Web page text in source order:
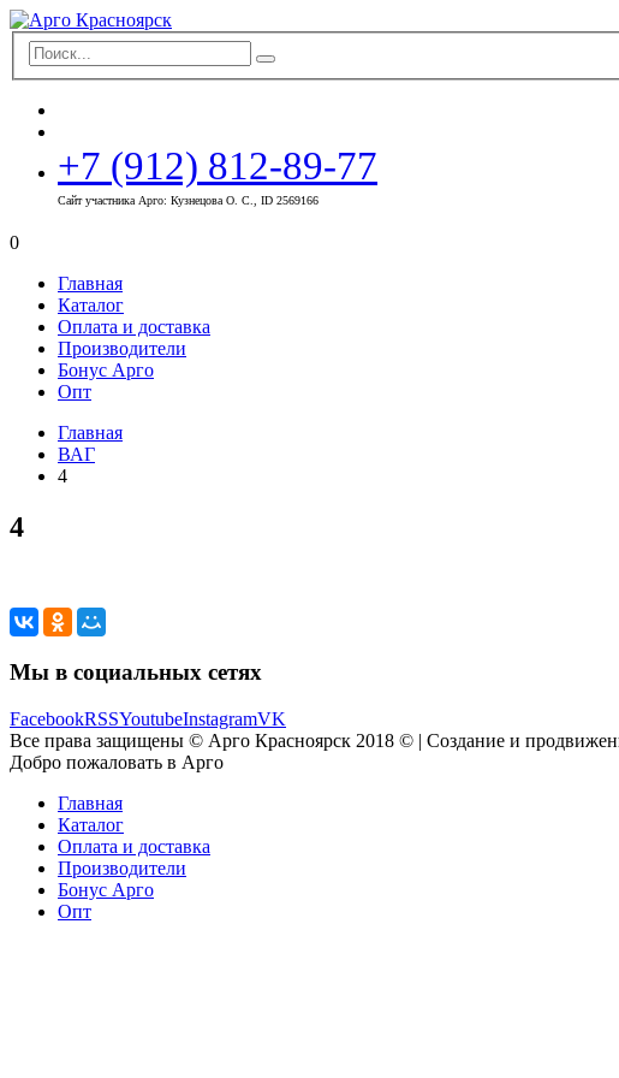
+7 (912) 812-89-77
Сайт участника Арго: Кузнецова О. С., ID 2569166
0
Главная
Каталог
Оплата и доставка
Производители
Бонус Арго
Опт
Главная
ВАГ
4
4
Мы в социальных сетях
FacebookRSSYoutubeInstagramVK
Все права защищены © Арго Красноярск 2018 © | Создание и
Добро пожаловать в Арго
Главная
Каталог
Оплата и доставка
Производители
Бонус Арго
Опт